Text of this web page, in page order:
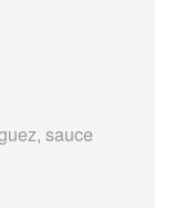
sauce